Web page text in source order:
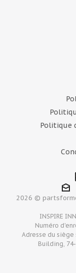
2026 ©
INSPIRE
Numéro
Adresse du siège
Building,
Politique